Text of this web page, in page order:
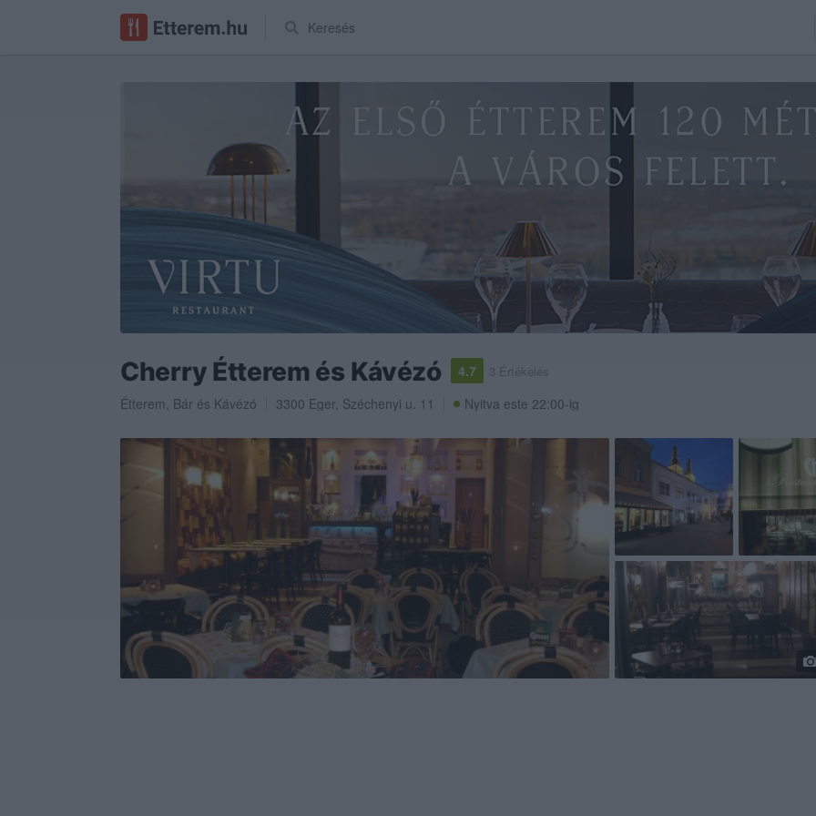
Keresés
Cherry Étterem és Kávézó 4.7 3 Értékelés
Étterem, Bár és Kávézó 3300 Eger, Széchenyi u. 11 Nyitva este 22:00-ig